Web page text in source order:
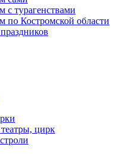
с турагенствами
по Костромской области
цирк